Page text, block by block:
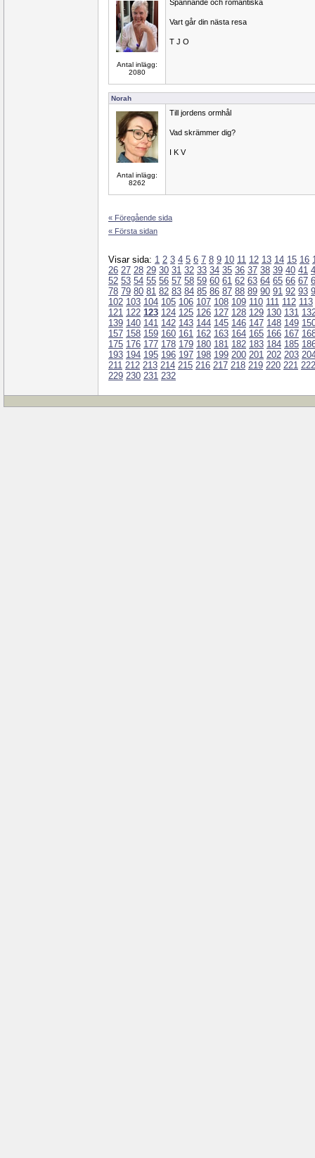
Antal inlägg:
2080
Spännande och romantiska
Vart går din nästa resa
T J O
Norah
Antal inlägg:
8262
Till jordens ormhål
Vad skrämmer dig?
I K V
« Föregående sida
« Första sidan
Visar sida: 1 2 3 4 5 6 7 8 9 10 11 12 13 14 15 16
26 27 28 29 30 31 32 33 34 35 36 37 38 39 40 41
52 53 54 55 56 57 58 59 60 61 62 63 64 65 66 67
78 79 80 81 82 83 84 85 86 87 88 89 90 91 92 93
102 103 104 105 106 107 108 109 110 111 112 113
121 122 123 124 125 126 127 128 129 130 131
139 140 141 142 143 144 145 146 147 148 149
157 158 159 160 161 162 163 164 165 166 167
175 176 177 178 179 180 181 182 183 184 185
193 194 195 196 197 198 199 200 201 202 203
211 212 213 214 215 216 217 218 219 220 221 222
229 230 231 232